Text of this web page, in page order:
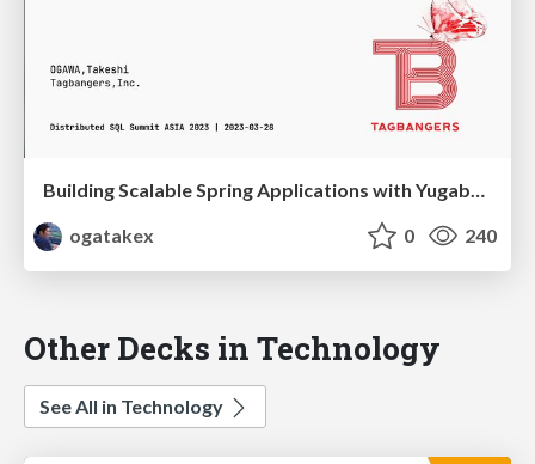
Building Scalable Spring Applications with YugabyteDB
ogatakex
0 240
Other Decks in Technology
See All in Technology